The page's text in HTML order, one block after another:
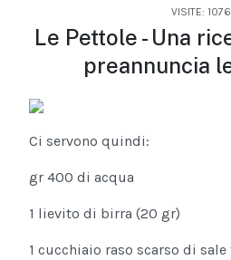
VISITE:
Le Pettole - Una
preannuncia
Ci servono quindi:
gr 400 di acqua
1 lievito di birra (20 gr)
1 cucchiaio raso scarso di sale